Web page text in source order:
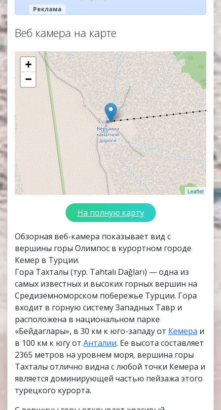
Реклама
Веб камера на карте
+
−
Leaflet
На полную карту
Обзорная веб-камера показывает вид с
вершины горы Олимпос в курортном городе
Кемер в Турции.
Гора Тахталы (тур. Tahtalı Dağları) — одна из
самых известных и высоких горных вершин на
Средиземноморском побережье Турции. Гора
входит в горную систему Западных Тавр и
расположена в национальном парке
«Бейдаглары», в 30 км к юго-западу от Кемера и
в 100 км к югу от Анталии. Ее высота составляет
2365 метров на уровнем моря, вершина горы
Тахталы отлично видна с любой точки Кемера и
является доминирующей частью пейзажа этого
турецкого курорта.